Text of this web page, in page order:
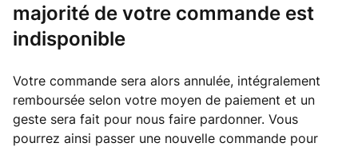
majorité de votre commande est
indisponible
Votre commande sera alors annulée, intégralement
remboursée selon votre moyen de paiement et un
geste sera fait pour nous faire pardonner. Vous
pourrez ainsi passer une nouvelle commande pour